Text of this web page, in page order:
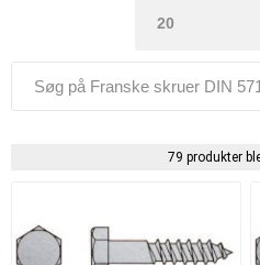
79 produkter